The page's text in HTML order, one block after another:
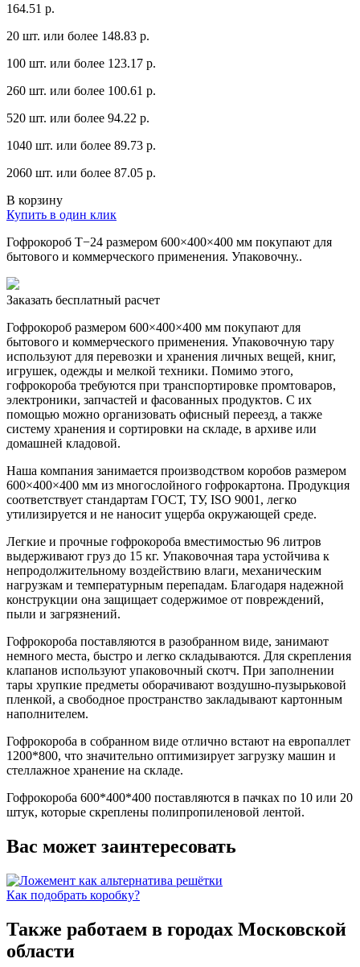
164.51 р.
20 шт. или более 148.83 p.
100 шт. или более 123.17 p.
260 шт. или более 100.61 p.
520 шт. или более 94.22 p.
1040 шт. или более 89.73 p.
2060 шт. или более 87.05 p.
В корзину
Купить в один клик
Гофрокороб Т−24 размером 600×400×400 мм покупают для
бытового и коммерческого применения. Упаковочну..
Заказать бесплатный расчет
Гофрокороб размером 600×400×400 мм покупают для
бытового и коммерческого применения. Упаковочную тару
используют для перевозки и хранения личных вещей, книг,
игрушек, одежды и мелкой техники. Помимо этого,
гофрокороба требуются при транспортировке промтоваров,
электроники, запчастей и фасованных продуктов. С их
помощью можно организовать офисный переезд, а также
систему хранения и сортировки на складе, в архиве или
домашней кладовой.
Наша компания занимается производством коробов размером
600×400×400 мм из многослойного гофрокартона. Продукция
соответствует стандартам ГОСТ, ТУ, ISO 9001, легко
утилизируется и не наносит ущерба окружающей среде.
Легкие и прочные гофрокороба вместимостью 96 литров
выдерживают груз до 15 кг. Упаковочная тара устойчива к
непродолжительному воздействию влаги, механическим
нагрузкам и температурным перепадам. Благодаря надежной
конструкции она защищает содержимое от повреждений,
пыли и загрязнений.
Гофрокороба поставляются в разобранном виде, занимают
немного места, быстро и легко складываются. Для скрепления
клапанов используют упаковочный скотч. При заполнении
тары хрупкие предметы оборачивают воздушно-пузырьковой
пленкой, а свободное пространство закладывают картонным
наполнителем.
Гофрокороба в собранном виде отлично встают на европаллет
1200*800, что значительно оптимизирует загрузку машин и
стеллажное хранение на складе.
Гофрокороба 600*400*400 поставляются в пачках по 10 или 20
штук, которые скреплены полипропиленовой лентой.
Вас может заинтересовать
Как подобрать коробку?
Также работаем в городах Московской
области